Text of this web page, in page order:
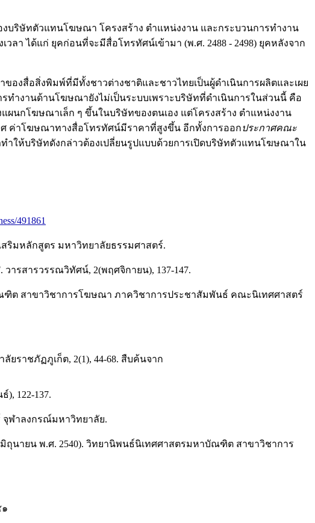
ษัทตัวแทนโฆษณา โครงสร้าง ตำแหน่งงาน และกระบวนการทำงาน
ลา ได้แก่ ยุคก่อนที่จะมีสื่อโทรทัศน์เข้ามา (พ.ศ. 2488 - 2498) ยุคหลังจาก
สื่อสิ่งพิมพ์ที่มีทั้งชาวต่างชาติและชาวไทยเป็นผู้ดำเนินการผลิตและเผย
ทำงานด้านโฆษณายังไม่เป็นระบบเพราะบริษัทที่ดำเนินการในส่วนนี้ คือ
นกโฆษณาเล็ก ๆ ขึ้นในบริษัทของตนเอง แต่โครงสร้าง ตำแหน่งงาน
ค่าโฆษณาทางสื่อโทรทัศน์มีราคาที่สูงขึ้น อีกทั้งการออกประกาศคณะ
ำให้บริษัทดังกล่าวต้องเปลี่ยนรูปแบบด้วยการเปิดบริษัทตัวแทนโฆษณาใน
491861
สริมหลักสูตร มหาวิทยาลัยธรรมศาสตร์.
ารสารวรรณวิทัศน์, 2(พฤศจิกายน), 137-147.
ฑิต สาขาวิชาการโฆษณา ภาควิชาการประชาสัมพันธ์ คณะนิเทศศาสตร์
ราชภัฏภูเก็ต, 2(1), 44-68. สืบค้นจาก
122-137.
จุฬาลงกรณ์มหาวิทยาลัย.
นายน พ.ศ. 2540). วิทยานิพนธ์นิเทศศาสตรมหาบัณฑิต สาขาวิชาการ